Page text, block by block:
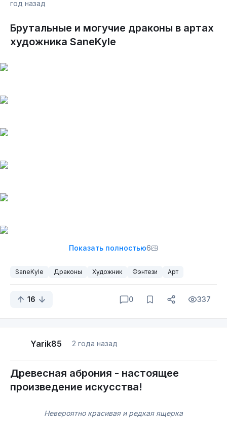
год назад
Брутальные и могучие драконы в артах
художника SaneKyle
Показать полностью6
SaneKyle Драконы Художник Фэнтези Арт
16 0 337
Yarik85 2 года назад
Древесная аброния - настоящее
произведение искусства!
Невероятно красивая и редкая ящерка